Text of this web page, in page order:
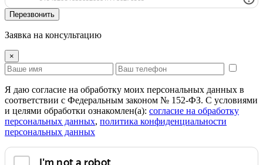
Перезвонить
Заявка на консультацию
×
Я даю согласие на обработку моих персональных данных в
соответствии с Федеральным законом № 152-ФЗ. С условиями
и целями обработки ознакомлен(а): cогласие на обработку
персональных данных, политика конфиденциальности
персональных данных